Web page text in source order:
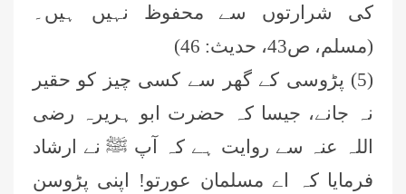
کی شرارتوں سے محفوظ نہیں ہیں۔
(مسلم، ص43، حدیث: 46)
(5) پڑوسی کے گھر سے کسی چیز کو حقیر
نہ جانے، جیسا کہ حضرت ابو ہریرہ رضی
اللہ عنہ سے روایت ہے کہ آپ ﷺ نے ارشاد
فرمایا کہ اے مسلمان عورتو! اپنی پڑوسن